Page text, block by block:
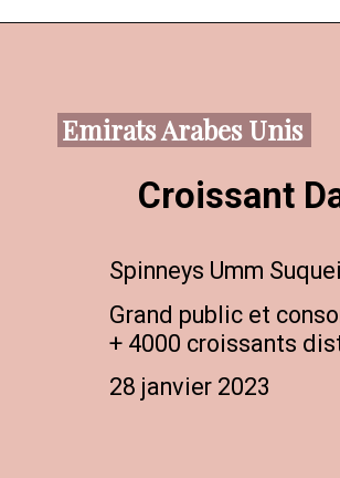
Croissant
Spinneys Umm
Grand public et
+ 4000 croissants
28 janvier 2023
Emirats Arabes Unis